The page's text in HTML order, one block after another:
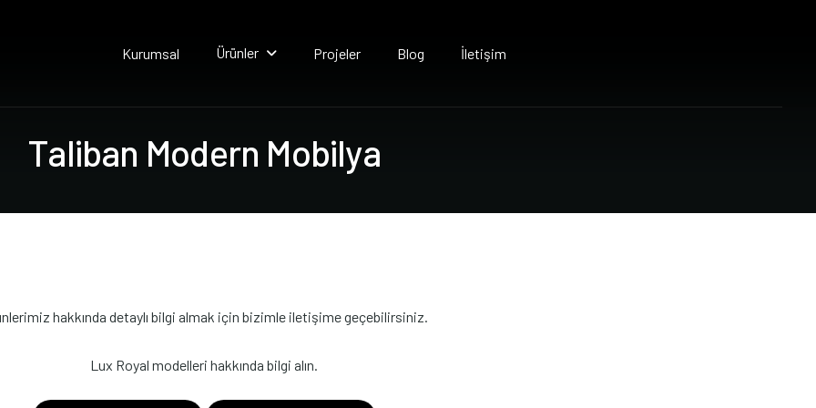
Kurumsal Ürünler Projeler Blog İletişim
Taliban Modern Mobilya
hakkında detaylı bilgi almak için bizimle iletişime geçebilirsiniz.
Lux Royal modelleri hakkında bilgi alın.